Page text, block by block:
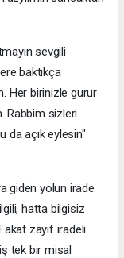
sevgili
baktıkça
Her birinizle gurur
Rabbim sizleri
da açık eylesin"
giden yolun irade
hatta bilgisiz
zayıf iradeli
tek bir misal